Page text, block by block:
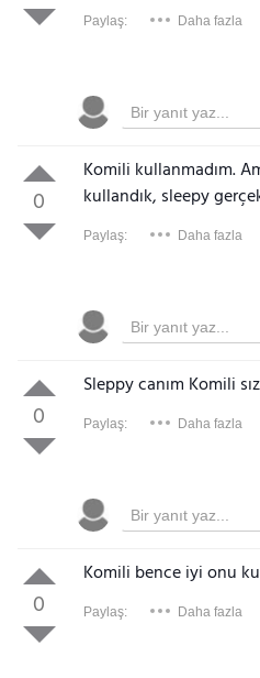
Paylaş: Daha fazla
0
Komili kullanmadım.
kullandık, sleepy
Paylaş: Daha fazla
0
Sleppy canım Komili
Paylaş: Daha fazla
0
Komili bence iyi onu
Paylaş: Daha fazla